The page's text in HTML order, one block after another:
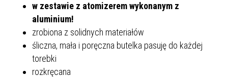
w zestawie z atomizerem wykonanym z
aluminium!
zrobiona z solidnych materiałów
śliczna, mała i poręczna butelka pasuję do każdej
torebki
rozkręcana